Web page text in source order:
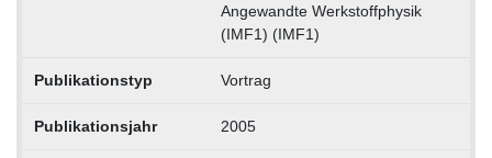
Angewandte Werkstoffphysik
(IMF1) (IMF1)
Publikationstyp Vortrag
Publikationsjahr 2005